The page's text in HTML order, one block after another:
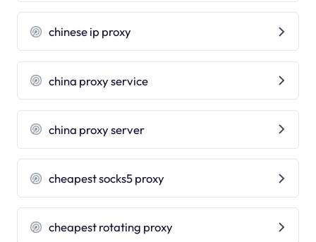
chinese ip proxy
china proxy service
china proxy server
cheapest socks5 proxy
cheapest rotating proxy